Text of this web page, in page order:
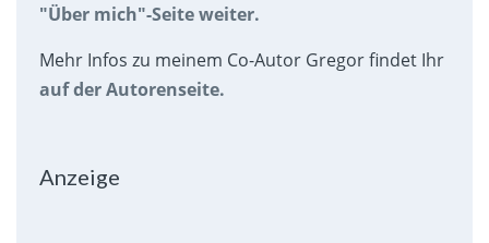
"Über mich"-Seite weiter.
Mehr Infos zu meinem Co-Autor Gregor findet Ihr
auf der Autorenseite.
Anzeige